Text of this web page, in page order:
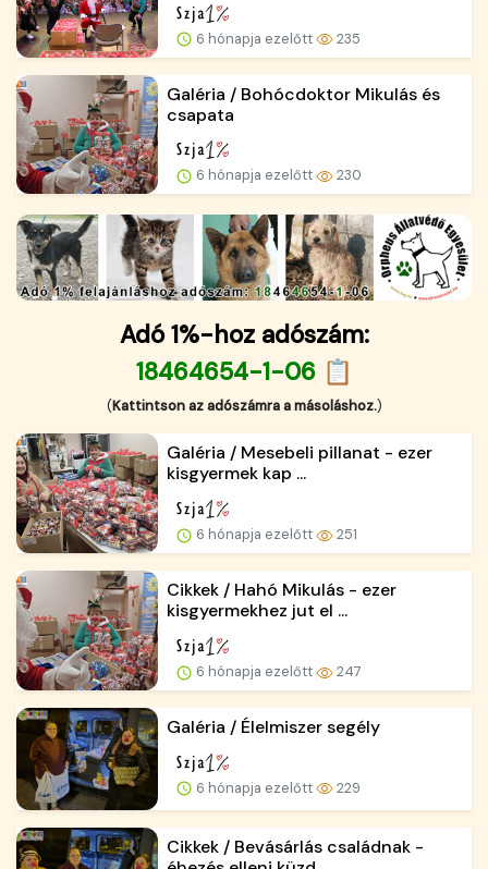
6 hónapja ezelőtt 235
Galéria / Bohócdoktor Mikulás és
csapata
6 hónapja ezelőtt 230
Adó 1%-hoz adószám:
18464654-1-06 📋
(Kattintson az adószámra a másoláshoz.)
Galéria / Mesebeli pillanat - ezer
kisgyermek kap ...
6 hónapja ezelőtt 251
Cikkek / Hahó Mikulás - ezer
kisgyermekhez jut el ...
6 hónapja ezelőtt 247
Galéria / Élelmiszer segély
6 hónapja ezelőtt 229
Cikkek / Bevásárlás családnak -